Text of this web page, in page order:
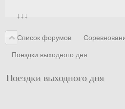
↓↓↓
Список форумов
Поездки выходного дня
Поездки выходного дня